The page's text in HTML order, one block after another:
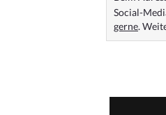
Social-
gerne.